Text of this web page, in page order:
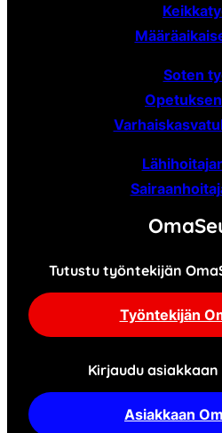
Soten
Tutustu työntekijän
Työntekijän
Kirjaudu asiakkaan
Asiakkaan